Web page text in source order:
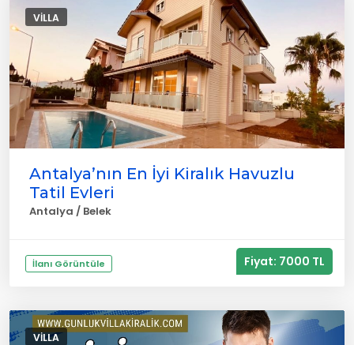
VILLA
Antalya’nın En İyi Kiralık Havuzlu
Tatil Evleri
Antalya / Belek
İlanı Görüntüle Fiyat: 7000 TL
VILLA